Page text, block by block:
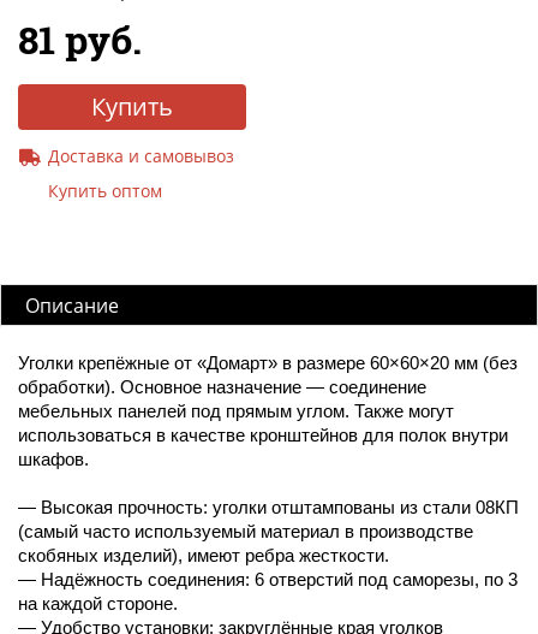
81 руб.
Купить
Доставка и самовывоз
Купить оптом
Описание
Уголки крепёжные от «Домарт» в размере 60×60×20 мм (без
обработки). Основное назначение — соединение
мебельных панелей под прямым углом. Также могут
использоваться в качестве кронштейнов для полок внутри
шкафов.
— Высокая прочность: уголки отштампованы из стали 08КП
(самый часто используемый материал в производстве
скобяных изделий), имеют ребра жесткости.
— Надёжность соединения: 6 отверстий под саморезы, по 3
на каждой стороне.
— Удобство установки: закруглённые края уголков